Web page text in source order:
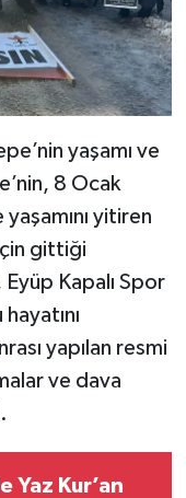
yaşamı ve
8 Ocak
yitiren
gittiği
Eyüp Kapalı Spor
yapılan resmi
ve dava
Yaz Kur’an